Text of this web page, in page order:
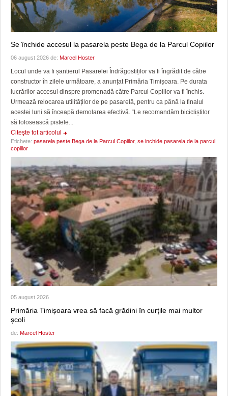
Se închide accesul la pasarela peste Bega de la Parcul Copiilor
06 august 2026 de: Marcel Hoster
Locul unde va fi șantierul Pasarelei Îndrăgostiților va fi îngrădit de către
constructor în zilele următoare, a anunțat Primăria Timișoara. Pe durata
lucrărilor accesul dinspre promenadă către Parcul Copiilor va fi închis.
Urmează relocarea utilităților de pe pasarelă, pentru ca până la finalul
acestei luni să înceapă demolarea efectivă. “Le recomandăm bicicliștilor
să folosească pistele...
Citeşte tot articolul
Etichete: pasarela peste Bega de la Parcul Copiilor, se inchide pasarela de la parcul
copiilor
05 august 2026
Primăria Timișoara vrea să facă grădini în curțile mai multor
școli
de: Marcel Hoster